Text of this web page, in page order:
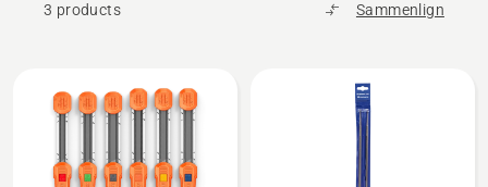
3 products Sammenlign
produkter